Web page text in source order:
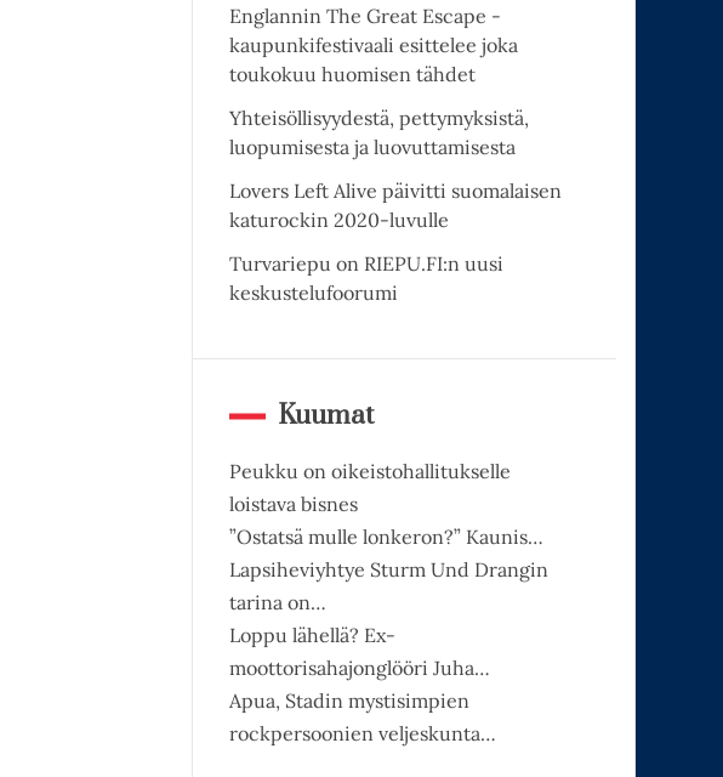
Englannin The Great Escape -
kaupunkifestivaali esittelee joka
toukokuu huomisen tähdet
Yhteisöllisyydestä, pettymyksistä,
luopumisesta ja luovuttamisesta
Lovers Left Alive päivitti suomalaisen
katurockin 2020-luvulle
Turvariepu on RIEPU.FI:n uusi
keskustelufoorumi
Kuumat
Peukku on oikeistohallitukselle
loistava bisnes
”Ostatsä mulle lonkeron?” Kaunis…
Lapsiheviyhtye Sturm Und Drangin
tarina on…
Loppu lähellä? Ex-
moottorisahajonglööri Juha…
Apua, Stadin mystisimpien
rockpersoonien veljeskunta…